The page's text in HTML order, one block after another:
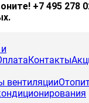
+7 495 278
Контакты
вентиляции